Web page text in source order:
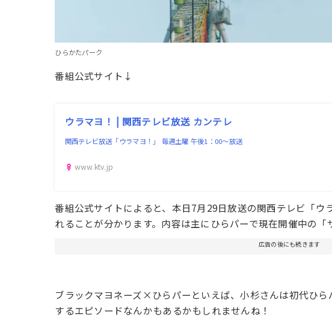
ひらかたパーク
番組公式サイト↓
ウラマヨ！ | 関西テレビ放送 カンテレ
関西テレビ放送「ウラマヨ！」 毎週土曜 午後1：00～放送
www.ktv.jp
番組公式サイトによると、本日7月29日放送の関西テレビ「ウ
れることが分かります。内容は主にひらパーで現在開催中の「
広告の後にも続きます
ブラックマヨネーズ×ひらパーといえば、小杉さんは初代ひ
するエピソードなんかもあるかもしれませんね！